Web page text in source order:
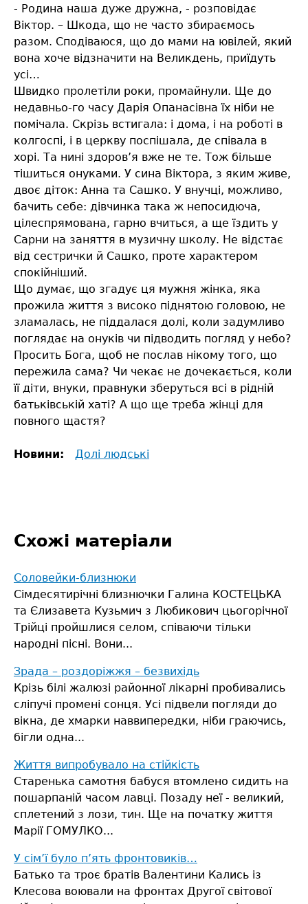
- Родина наша дуже дружна, - розповідає
Віктор. – Шкода, що не часто збираємось
разом. Сподіваюся, що до мами на ювілей, який
вона хоче відзначити на Великдень, приїдуть
усі…
Швидко пролетіли роки, промайнули. Ще до
недавньо-го часу Дарія Опанасівна їх ніби не
помічала. Скрізь встигала: і дома, і на роботі в
колгоспі, і в церкву поспішала, де співала в
хорі. Та нині здоров’я вже не те. Тож більше
тішиться онуками. У сина Віктора, з яким живе,
двоє діток: Анна та Сашко. У внучці, можливо,
бачить себе: дівчинка така ж непосидюча,
цілеспрямована, гарно вчиться, а ще їздить у
Сарни на заняття в музичну школу. Не відстає
від сестрички й Сашко, проте характером
спокійніший.
Що думає, що згадує ця мужня жінка, яка
прожила життя з високо піднятою головою, не
зламалась, не піддалася долі, коли задумливо
поглядає на онуків чи підводить погляд у небо?
Просить Бога, щоб не послав нікому того, що
пережила сама? Чи чекає не дочекається, коли
її діти, внуки, правнуки зберуться всі в рідній
батьківській хаті? А що ще треба жінці для
повного щастя?
Новини: Долі людські
Схожі матеріали
Соловейки-близнюки
Cімдесятирічні близнючки Галина КОСТЕЦЬКА
та Єлизавета Кузьмич з Любикович цьогорічної
Трійці пройшлися селом, співаючи тільки
народні пісні. Вони...
Зрада – роздоріжжя – безвихідь
Крізь білі жалюзі районної лікарні пробивались
сліпучі промені сонця. Усі підвели погляди до
вікна, де хмарки наввипередки, ніби граючись,
бігли одна...
Життя випробувало на стійкість
Старенька самотня бабуся втомлено сидить на
пошарпаній часом лавці. Позаду неї - великий,
сплетений з лози, тин. Ще на початку життя
Марії ГОМУЛКО...
У сім’ї було п’ять фронтовиків…
Батько та троє братів Валентини Кались із
Клесова воювали на фронтах Другої світової